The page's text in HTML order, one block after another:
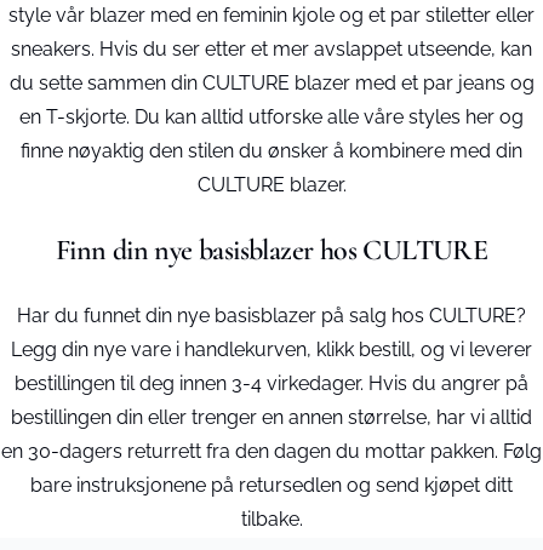
style vår blazer med en feminin kjole og et par stiletter eller
sneakers. Hvis du ser etter et mer avslappet utseende, kan
du sette sammen din CULTURE blazer med et par jeans og
en T-skjorte. Du kan alltid utforske alle våre styles her og
finne nøyaktig den stilen du ønsker å kombinere med din
CULTURE blazer.
Finn din nye basisblazer hos CULTURE
Har du funnet din nye basisblazer på salg hos CULTURE?
Legg din nye vare i handlekurven, klikk bestill, og vi leverer
bestillingen til deg innen 3-4 virkedager. Hvis du angrer på
bestillingen din eller trenger en annen størrelse, har vi alltid
en 30-dagers returrett fra den dagen du mottar pakken. Følg
bare instruksjonene på retursedlen og send kjøpet ditt
tilbake.